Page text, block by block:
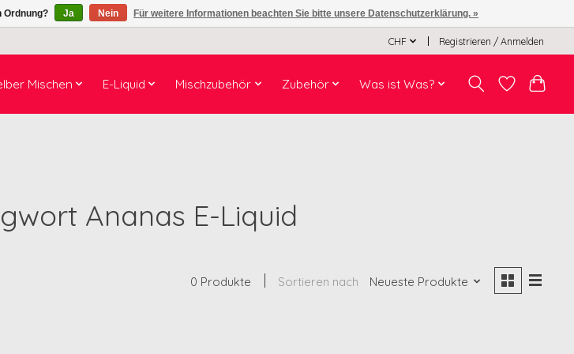
CHF Registrieren / Anmelden
Mischen E-Liquid Mischzubehör Zubehör Was ist Was?
Ananas E-Liquid
0 Produkte Sortieren nach Neueste Produkte
Ordnung? Ja Nein Für weitere Informationen beachten Sie bitte unsere Datenschutzerklärung. »